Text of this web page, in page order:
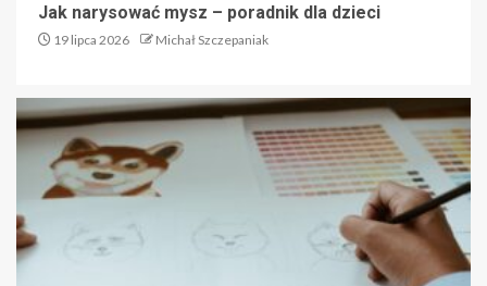
Jak narysować mysz – poradnik dla dzieci
19 lipca 2026 Michał Szczepaniak